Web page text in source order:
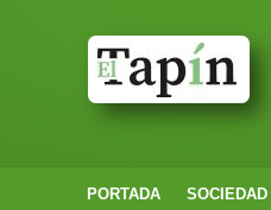
PORTADA SOCIEDAD